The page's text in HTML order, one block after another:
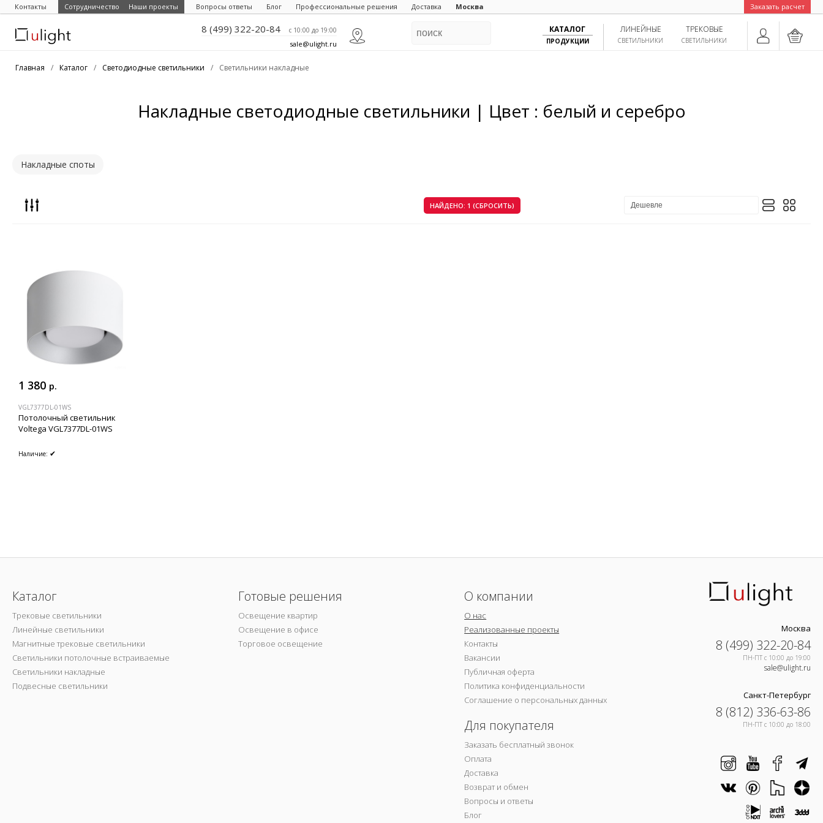
Контакты Сотрудничество Наши проекты Вопросы ответы Блог Профессиональные решения Доставка Москва Заказать расчет
8 (499) 322-20-84 c 10:00 до 19:00
sale@ulight.ru
ТРЕКОВЫЕ
СВЕТИЛЬНИКИ
ЛИНЕЙНЫЕ
СВЕТИЛЬНИКИ
КАТАЛОГ
ПРОДУКЦИИ
Главная / Каталог / Светодиодные светильники / Светильники накладные
Накладные светодиодные светильники | Цвет : белый и серебро
Накладные споты
НАЙДЕНО: 1 (СБРОСИТЬ)
1 380 р.
VGL7377DL-01WS
Потолочный светильник
Voltega VGL7377DL-01WS
Наличие: ✔
Каталог
Трековые светильники
Линейные светильники
Магнитные трековые светильники
Светильники потолочные встраиваемые
Светильники накладные
Подвесные светильники
Готовые решения
Освещение квартир
Освещение в офисе
Торговое освещение
О компании
О нас
Реализованные проекты
Контакты
Вакансии
Публичная оферта
Политика конфиденциальности
Соглашение о персональных данных
Для покупателя
Заказать бесплатный звонок
Оплата
Доставка
Возврат и обмен
Вопросы и ответы
Блог
Москва
8 (499) 322-20-84
ПН-ПТ c 10:00 до 19:00
sale@ulight.ru
Санкт-Петербург
8 (812) 336-63-86
ПН-ПТ c 10:00 до 18:00